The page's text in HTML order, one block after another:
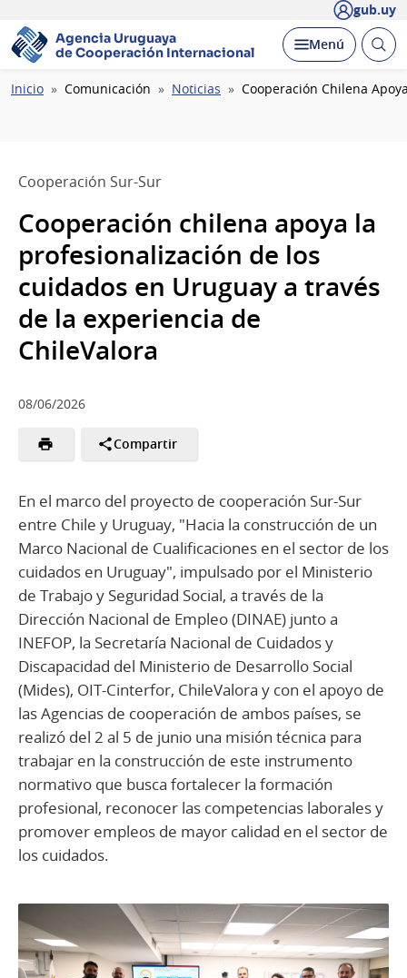
gub.uy
Agencia Uruguaya
de Cooperación Internacional
Desplegar
Menú Abrir
Ruta
Inicio Comunicación Noticias Cooperación Chilena
Cooperación Sur-Sur
Cooperación chilena apoya la
profesionalización de los
cuidados en Uruguay a través
de la experiencia de
ChileValora
08/06/2026
Compartir
En el marco del proyecto de cooperación Sur-Sur
entre Chile y Uruguay, "Hacia la construcción de un
Marco Nacional de Cualificaciones en el sector de los
cuidados en Uruguay", impulsado por el Ministerio
de Trabajo y Seguridad Social, a través de la
Dirección Nacional de Empleo (DINAE) junto a
INEFOP, la Secretaría Nacional de Cuidados y
Discapacidad del Ministerio de Desarrollo Social
(Mides), OIT-Cinterfor, ChileValora y con el apoyo de
las Agencias de cooperación de ambos países, se
realizó del 2 al 5 de junio una misión técnica para
trabajar en la construcción de este instrumento
normativo que busca fortalecer la formación
profesional, reconocer las competencias laborales y
promover empleos de mayor calidad en el sector de
los cuidados.